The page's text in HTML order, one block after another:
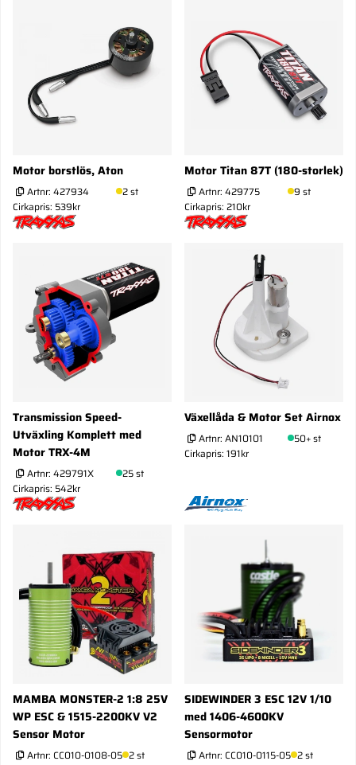
Motor borstlös, Aton
Artnr: 427934
2 st
Cirkapris: 539kr
Motor Titan 87T (180-storlek)
Artnr: 429775
9 st
Cirkapris: 210kr
Transmission Speed-
Utväxling Komplett med
Motor TRX-4M
Artnr: 429791X
25 st
Cirkapris: 542kr
Växellåda & Motor Set Airnox
Artnr: AN10101
50+ st
Cirkapris: 191kr
MAMBA MONSTER-2 1:8 25V
WP ESC & 1515-2200KV V2
Sensor Motor
Artnr: CC010-0108-05 2 st
SIDEWINDER 3 ESC 12V 1/10
med 1406-4600KV
Sensormotor
Artnr: CC010-0115-05 2 st